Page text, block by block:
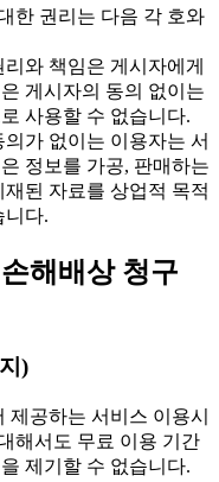
한 권리는 다음 각 호와
와 책임은 게시자에게
게시자의 동의 없이는
사용할 수 없습니다.
가 없이는 이용자는 서
정보를 가공, 판매하는
된 자료를 상업적 목적
니다.
해배상 청구
)
공하는 서비스 이용시
해서도 무료 이용 기간
제기할 수 없습니다.